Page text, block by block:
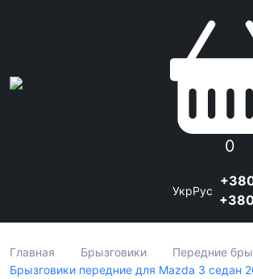
0
УкрРус
Главная Брызговики
Передние
Брызговики передние для Mazda 3 седан